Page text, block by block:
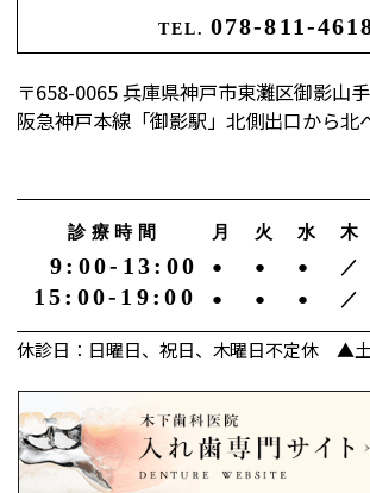
TEL. 078-811-
〒658-0065 兵庫県神戸市東灘区御影山
阪急神戸本線「御影駅」北側出口から北
診療時間 月 火 水 木
9:00-13:00 ● ● ● ／
15:00-19:00 ● ● ● ／
休診日：日曜日、祝日、木曜日不定休 ▲